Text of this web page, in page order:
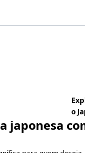
o
japonesa